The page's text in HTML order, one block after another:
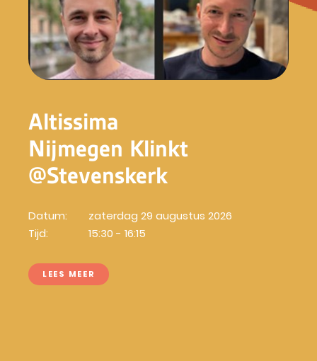
Altissima
Nijmegen Klinkt
@Stevenskerk
Datum:
Tijd:
zaterdag 29 augustus 2026
15:30 - 16:15
LEES MEER